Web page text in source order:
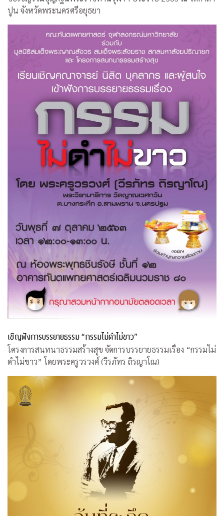
ปูน จังหวัดพระนครศรีอยุธยา
เชิญฟังการบรรยายธรรม “กรรมไม่ดำไม่ขาว”
โครงการสนทนาธรรมสร้างสุข จัดการบรรยายธรรมเรื่อง “กรรมไม่
ดำไม่ขาว” โดยพระครูวรวงศ์ (วีรภัทร ถิรญาโณ)